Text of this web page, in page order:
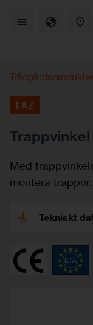
Trädgårdsprodukter
TAZ
Trappvinkel
Med
montera trappor.
Tekniskt